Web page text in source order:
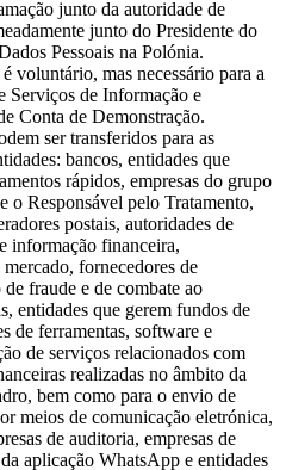
junto da autoridade de
junto do Presidente do
Pessoais na Polónia.
voluntário, mas necessário para a
Serviços de Informação e
Conta de Demonstração.
ser transferidos para as
bancos, entidades que
rápidos, empresas do grupo
o Responsável pelo Tratamento,
postais, autoridades de
informação financeira,
fornecedores de
fraude e de combate ao
entidades que gerem fundos de
de ferramentas, software e
de serviços relacionados com
realizadas no âmbito da
bem como para o envio de
meios de comunicação eletrónica,
de auditoria, empresas de
aplicação WhatsApp e entidades